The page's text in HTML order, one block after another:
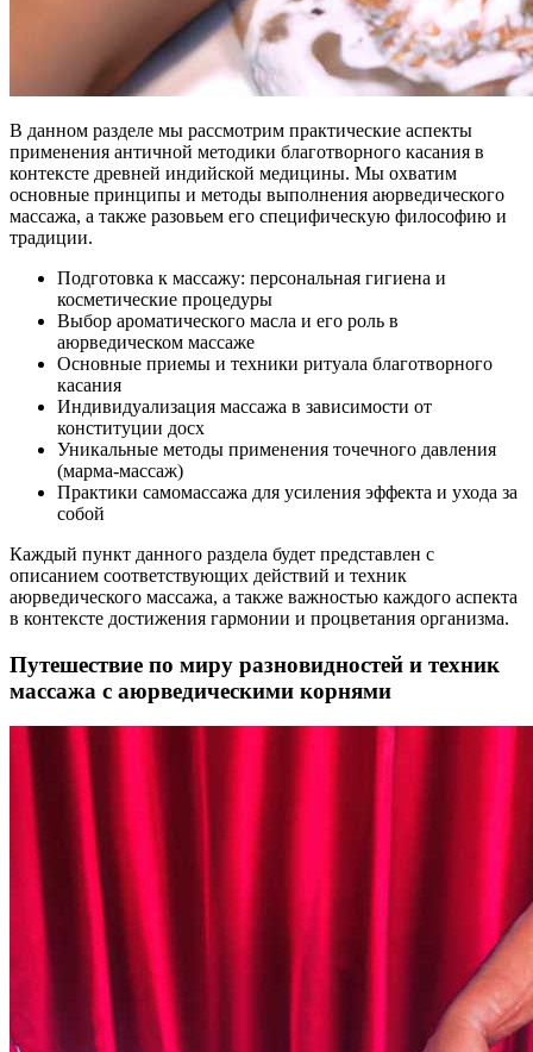
В данном разделе мы рассмотрим практические аспекты
применения античной методики благотворного касания в
контексте древней индийской медицины. Мы охватим
основные принципы и методы выполнения аюрведического
массажа, а также разовьем его специфическую философию и
традиции.
Подготовка к массажу: персональная гигиена и
косметические процедуры
Выбор ароматического масла и его роль в
аюрведическом массаже
Основные приемы и техники ритуала благотворного
касания
Индивидуализация массажа в зависимости от
конституции досх
Уникальные методы применения точечного давления
(марма-массаж)
Практики самомассажа для усиления эффекта и ухода за
собой
Каждый пункт данного раздела будет представлен с
описанием соответствующих действий и техник
аюрведического массажа, а также важностью каждого аспекта
в контексте достижения гармонии и процветания организма.
Путешествие по миру разновидностей и техник
массажа с аюрведическими корнями